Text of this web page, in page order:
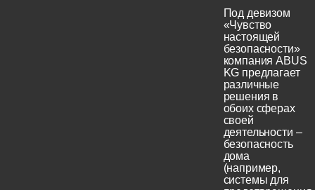
Под девизом
«Чувство
настоящей
безопасности»
компания ABUS
KG предлагает
различные
решения в
обоих сферах
своей
деятельности –
безопасность
дома
(например,
системы для